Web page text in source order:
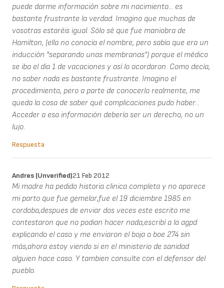
puede darme información sobre mi nacimiento... es
bastante frustrante la verdad. Imagino que muchas de
vosotras estaréis igual. Sólo sé que fue maniobra de
Hamilton, (ella no conocía el nombre, pero sabía que era un
inducción "separando unas membranas") porque el médico
se iba el día 1 de vacaciones y así lo acordaron. Como decía,
no saber nada es bastante frustrante. Imagino el
procedimiento, pero a parte de conocerlo realmente, me
queda la cosa de saber qué complicaciones pudo haber...
Acceder a esa información debería ser un derecho, no un
lujo.
Respuesta
Andres (unverified)21 Feb 2012
Mi madre ha pedido historia clinica completa y no aparece
mi parto que fue gemelar,fue el 19 diciembre 1985 en
cordoba,despues de enviar dos veces este escrito me
contestaron que no podian hacer nada,escribí a la agpd
explicando el caso y me enviaron el boja o boe 274 sin
más,ahora estoy viendo si en el ministerio de sanidad
alguien hace caso. Y tambien consulte con el defensor del
pueblo.